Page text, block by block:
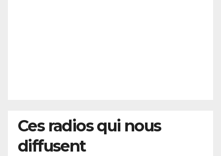
Ces radios qui nous
diffusent